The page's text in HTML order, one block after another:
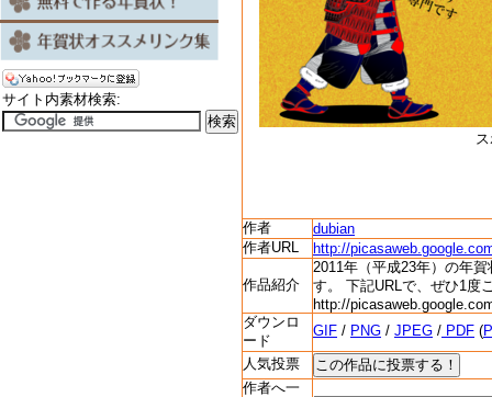
作者
dubian
作者URL
http://
作品紹介
2011年（平成23年）の年
す。 下記URLで、ぜひ1度
http://
ダウンロ
ード
GIF / PNG / JPEG / PDF (
人気投票
作者へ一
サイト内素材検索: